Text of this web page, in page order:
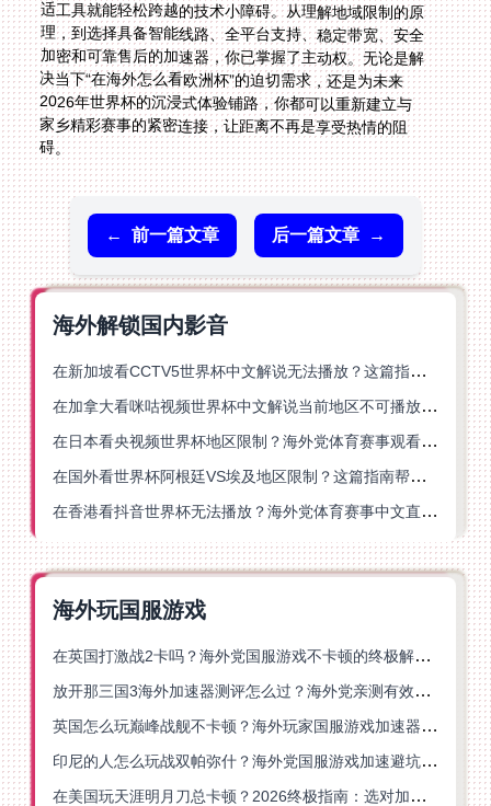
碍。
← 前一篇文章 后一篇文章 →
海外解锁国内影音
在新加坡看CCTV5世界杯中文解说无法播放？这篇指南帮你解锁海外体育直播自由
在加拿大看咪咕视频世界杯中文解说当前地区不可播放？这篇指南帮你一键解决
在日本看央视频世界杯地区限制？海外党体育赛事观看终极指南
在国外看世界杯阿根廷VS埃及地区限制？这篇指南帮你搞定中文直播+解说
在香港看抖音世界杯无法播放？海外党体育赛事中文直播终极指南
海外玩国服游戏
在英国打激战2卡吗？海外党国服游戏不卡顿的终极解决方案
放开那三国3海外加速器测评怎么过？海外党亲测有效的国服游戏加速指南
英国怎么玩巅峰战舰不卡顿？海外玩家国服游戏加速器终极指南
印尼的人怎么玩战双帕弥什？海外党国服游戏加速避坑指南
在美国玩天涯明月刀总卡顿？2026终极指南：选对加速器让你丝滑连招